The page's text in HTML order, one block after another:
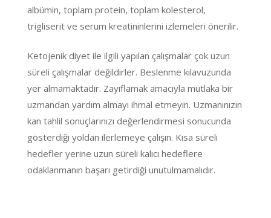
albümin, toplam protein, toplam kolesterol,
trigliserit ve serum kreatininlerini izlemeleri önerilir.
Ketojenik diyet ile ilgili yapılan çalışmalar çok uzun
süreli çalışmalar değildirler. Beslenme kılavuzunda
yer almamaktadır. Zayıflamak amacıyla mutlaka bir
uzmandan yardım almayı ihmal etmeyin. Uzmanınızın
kan tahlil sonuçlarınızı değerlendirmesi sonucunda
gösterdiği yoldan ilerlemeye çalışın. Kısa süreli
hedefler yerine uzun süreli kalıcı hedeflere
odaklanmanın başarı getirdiği unutulmamalıdır.